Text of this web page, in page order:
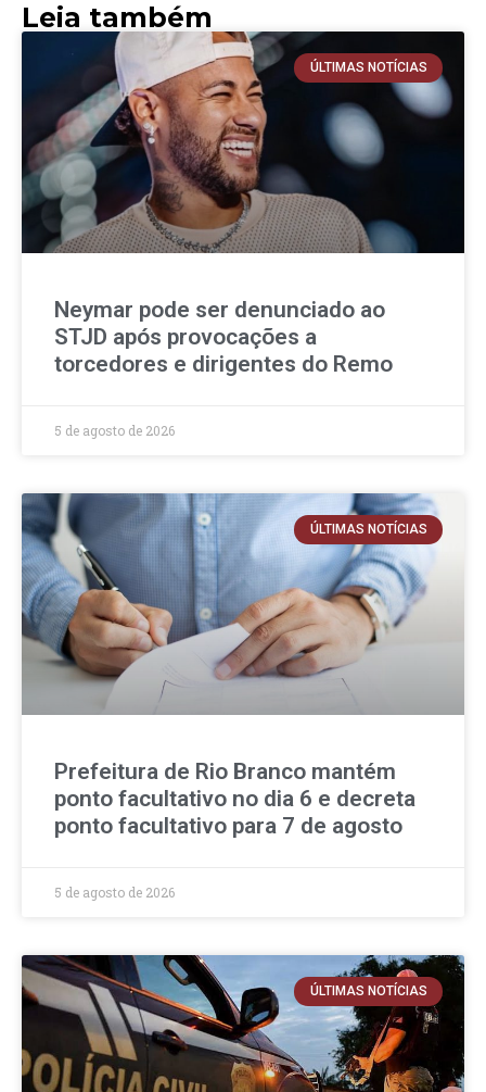
Leia também
ÚLTIMAS NOTÍCIAS
Neymar pode ser denunciado ao
STJD após provocações a
torcedores e dirigentes do Remo
5 de agosto de 2026
ÚLTIMAS NOTÍCIAS
Prefeitura de Rio Branco mantém
ponto facultativo no dia 6 e decreta
ponto facultativo para 7 de agosto
5 de agosto de 2026
ÚLTIMAS NOTÍCIAS